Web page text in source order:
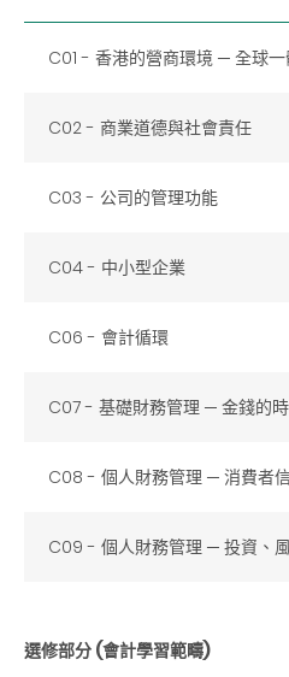
C01 - 香港的營商環境 ─ 全球
C02 - 商業道德與社會責任
C03 - 公司的管理功能
C04 - 中小型企業
C06 - 會計循環
C07 - 基礎財務管理 ─ 金錢的
C08 - 個人財務管理 ─ 消費者
C09 - 個人財務管理 ─ 投資、
選修部分 (會計學習範疇)